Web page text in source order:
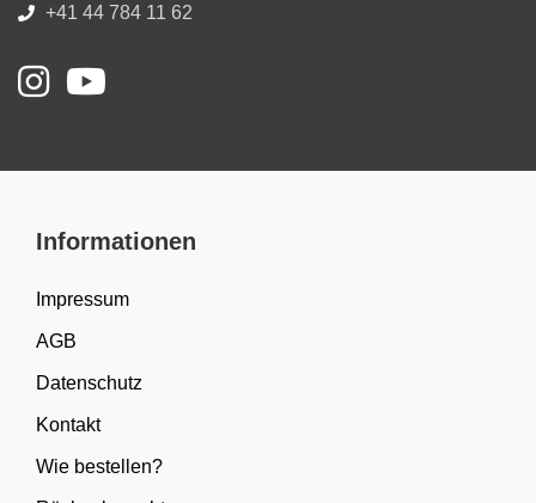
+41 44 784 11 62
Informationen
Impressum
AGB
Datenschutz
Kontakt
Wie bestellen?